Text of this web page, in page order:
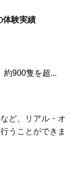
体験実績
約900隻を超...
ど、リアル・オ
うことができま